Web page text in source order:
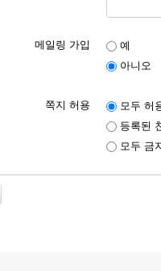
메일링 가입
예
아니오
쪽지 허용
모두 허
등록된
모두 금